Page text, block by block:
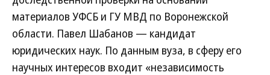
материалов УФСБ и ГУ МВД по Воронежской
области. Павел Шабанов — кандидат
юридических наук. По данным вуза, в сферу его
научных интересов входит «независимость